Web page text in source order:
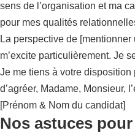
sens de l’organisation et ma
pour mes qualités
La perspective de
m’excite particulièrement. Je
Je me tiens à votre disposition
d’agréer, Madame, Monsieur,
[Prénom & Nom du candidat]
Nos astuces